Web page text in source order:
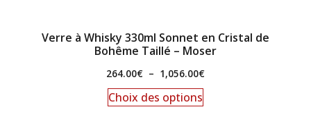
Verre à Whisky 330ml Sonnet en Cristal de
Bohême Taillé – Moser
264.00€ – 1,056.00€
Choix des options